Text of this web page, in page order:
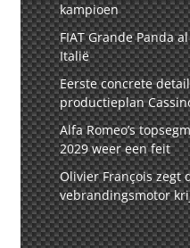
kampioen
FIAT Grande Panda
Italië
Eerste concrete
productieplan
Alfa Romeo’s
2029 weer een feit
Olivier François zegt
vebrandingsmotor